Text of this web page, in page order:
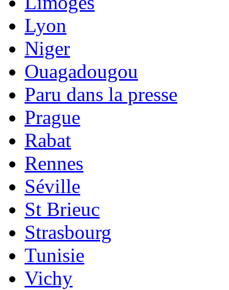
Lyon
Niger
Ouagadougou
Paru dans la presse
Prague
Rabat
Rennes
Séville
St Brieuc
Strasbourg
Tunisie
Vichy